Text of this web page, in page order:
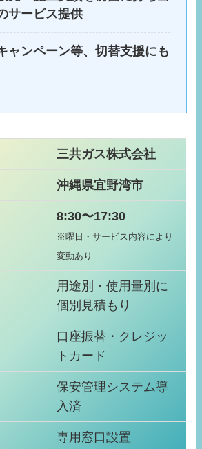
サービス提供
ャンペーン等、切替支援にも
三共ガス株式会社
沖縄県宜野湾市
8:30〜17:30
※曜日・サービス内容により
変動あり
用途別・使用量別に
個別見積もり
口座振替・クレジッ
トカード
保安管理システム導
入済
専用窓口設置